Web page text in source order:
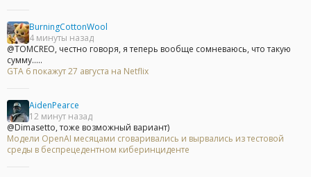
BurningCottonWool
4 минуты назад
@TOMCREO, честно говоря, я теперь вообще сомневаюсь, что такую
сумму.....
GTA 6 покажут 27 августа на Netflix
AidenPearce
12 минут назад
@Dimasetto, тоже возможный вариант)
Модели OpenAI месяцами сговаривались и вырвались из тестовой
среды в беспрецедентном киберинциденте